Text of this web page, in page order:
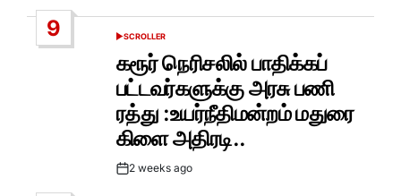
9
POSTED
SCROLLER
கரூர் நெரிசலில் பாதிக்கப்
பட்டவர்களுக்கு அரசு பணி
ரத்து :உயர்நீதிமன்றம் மதுரை
கிளை அதிரடி..
Post2 weeks ago